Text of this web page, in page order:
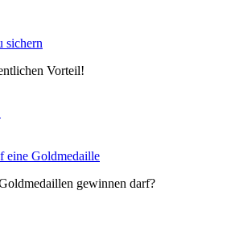
sichern
Vorteil!
eine Goldmedaille
gewinnen darf?